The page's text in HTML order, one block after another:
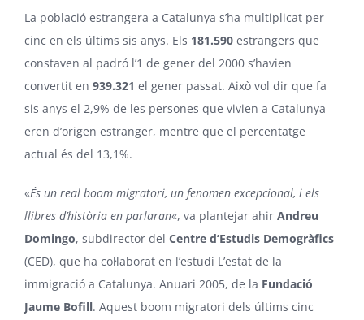
La població estrangera a Catalunya s’ha multiplicat per
cinc en els últims sis anys. Els 181.590 estrangers que
constaven al padró l’1 de gener del 2000 s’havien
convertit en 939.321 el gener passat. Això vol dir que fa
sis anys el 2,9% de les persones que vivien a Catalunya
eren d’origen estranger, mentre que el percentatge
actual és del 13,1%.
«És un real boom migratori, un fenomen excepcional, i els
llibres d’història en parlaran«, va plantejar ahir Andreu
Domingo, subdirector del Centre d’Estudis Demogràfics
(CED), que ha col·laborat en l’estudi L’estat de la
immigració a Catalunya. Anuari 2005, de la Fundació
Jaume Bofill. Aquest boom migratori dels últims cinc